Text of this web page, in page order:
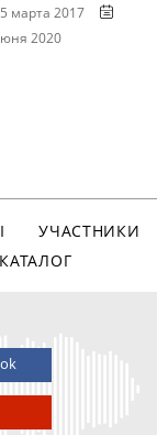
марта 2017
2020
УЧАСТНИКИ
КАТАЛОГ